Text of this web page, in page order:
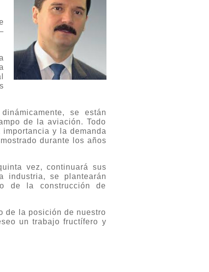
se están
de la aviación. Todo
y la demanda
durante los años
vez, continuará sus
industria, se plantearán
de la construcción de
de la posición de nuestro
un trabajo fructífero y